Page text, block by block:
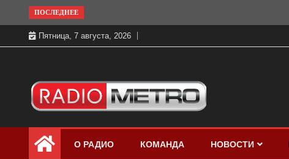
to
content
ПОСЛЕДНЕЕ
Пятница, 7 августа, 2026
Радио МЕТРО
бесплатно в хорошем качестве Санкт-
Петербург и Россия
О РАДИО КОМАНДА НОВОСТИ